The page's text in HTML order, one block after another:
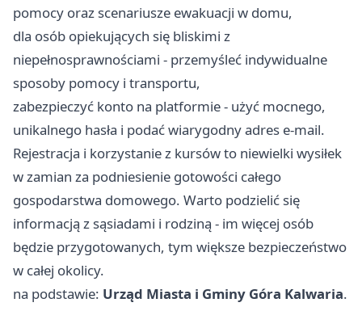
pomocy oraz scenariusze ewakuacji w domu,
dla osób opiekujących się bliskimi z
niepełnosprawnościami - przemyśleć indywidualne
sposoby pomocy i transportu,
zabezpieczyć konto na platformie - użyć mocnego,
unikalnego hasła i podać wiarygodny adres e‑mail.
Rejestracja i korzystanie z kursów to niewielki wysiłek
w zamian za podniesienie gotowości całego
gospodarstwa domowego. Warto podzielić się
informacją z sąsiadami i rodziną - im więcej osób
będzie przygotowanych, tym większe bezpieczeństwo
w całej okolicy.
na podstawie: Urząd Miasta i Gminy Góra Kalwaria.